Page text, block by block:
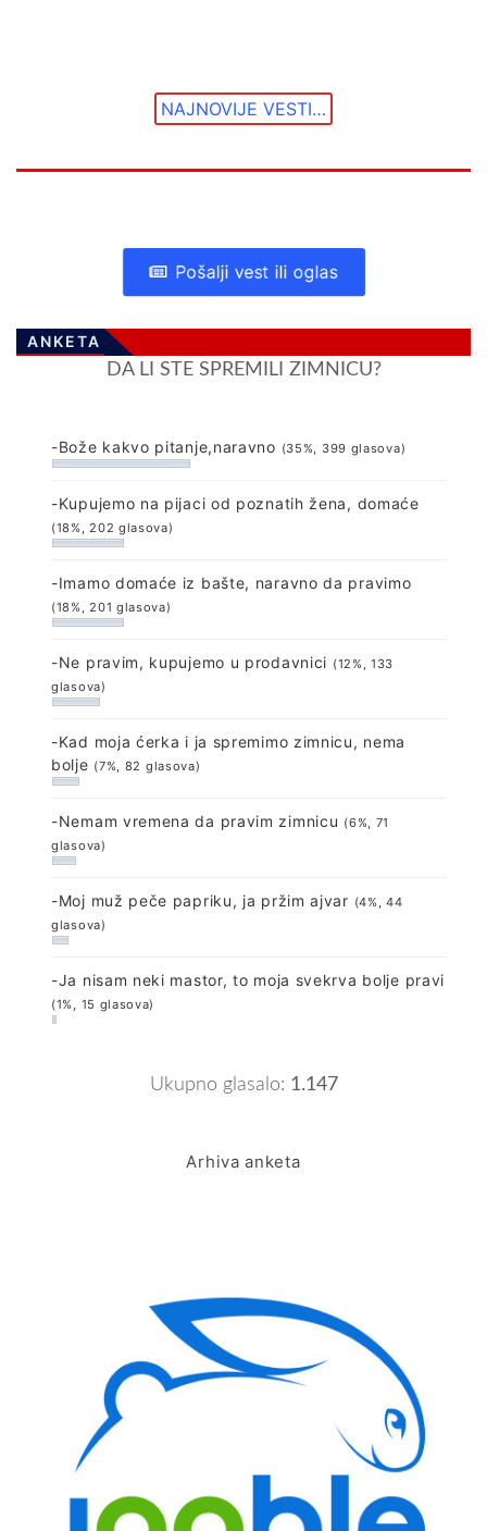
NAJNOVIJE VESTI…
Pošalji vest ili oglas
ANKETA
DA LI STE SPREMILI ZIMNICU?
-Bože kakvo pitanje,naravno (35%, 399 glasova)
-Kupujemo na pijaci od poznatih žena, domaće
(18%, 202 glasova)
-Imamo domaće iz bašte, naravno da pravimo
(18%, 201 glasova)
-Ne pravim, kupujemo u prodavnici (12%, 133
glasova)
-Kad moja ćerka i ja spremimo zimnicu, nema
bolje (7%, 82 glasova)
-Nemam vremena da pravim zimnicu (6%, 71
glasova)
-Moj muž peče papriku, ja pržim ajvar (4%, 44
glasova)
-Ja nisam neki mastor, to moja svekrva bolje pravi
(1%, 15 glasova)
Ukupno glasalo: 1.147
Arhiva anketa